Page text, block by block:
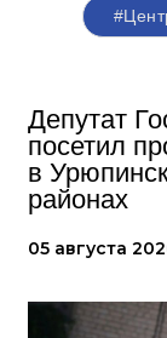
Депутат
посетил
в
районах
05 августа